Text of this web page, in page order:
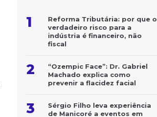
1
Reforma Tributária: por que o
verdadeiro risco para a
indústria é financeiro, não
fiscal
2
“Ozempic Face”: Dr. Gabriel
Machado explica como
prevenir a flacidez facial
3
Sérgio Filho leva experiência
de Manicoré a eventos em